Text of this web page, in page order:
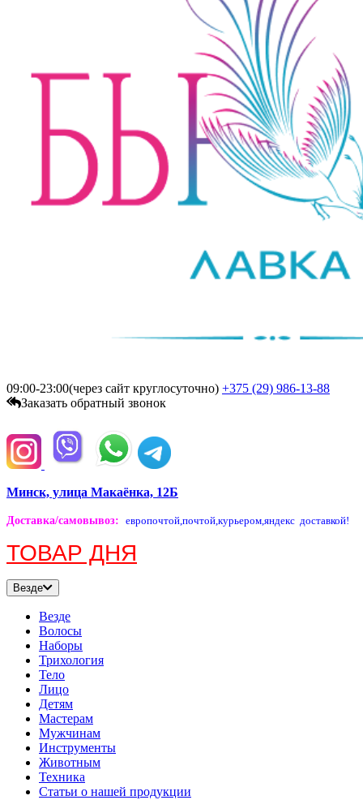
09:00-23:00(через сайт круглосуточно) +375 (29) 986-13-88
Заказать обратный звонок
Минск, улица Макаёнка, 12Б
Доставка/самовывоз: европочтой,почтой,курьером,яндекс доставкой!
ТОВАР ДНЯ
Везде
Везде
Волосы
Наборы
Трихология
Тело
Лицо
Детям
Мастерам
Мужчинам
Инструменты
Животным
Техника
Статьи о нашей продукции